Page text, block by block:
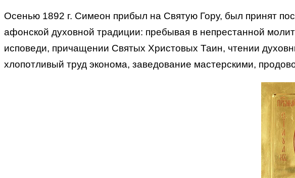
Осенью 1892 г. Симеон прибыл на Святую Гору, был принят
афонской духовной традиции: пребывая в непрестанной
исповеди, причащении Святых Христовых Таин, чтении
хлопотливый труд эконома, заведование мастерскими,